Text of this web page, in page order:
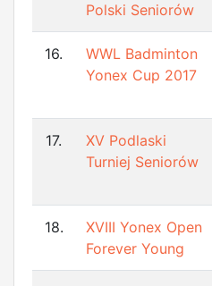
Polski Seniorów
16.
WWL Badminton
Yonex Cup 2017
17.
XV Podlaski
Turniej Seniorów
18.
XVIII Yonex Open
Forever Young